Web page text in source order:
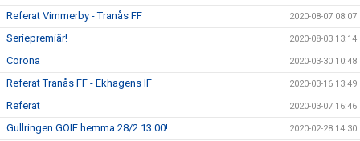
Referat Vimmerby - Tranås FF 2020-08-07 08:07
Seriepremiär! 2020-08-03 13:14
Corona 2020-03-30 10:48
Referat Tranås FF - Ekhagens IF 2020-03-16 13:49
Referat 2020-03-07 16:46
Gullringen GOIF hemma 28/2 13.00! 2020-02-28 14:30